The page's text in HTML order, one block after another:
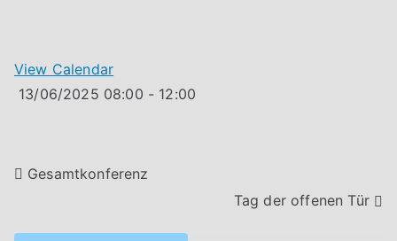
View Calendar
13/06/2025 08:00 - 12:00
Beitragsnavigation
Gesamtkonferenz
Tag der offenen Tür